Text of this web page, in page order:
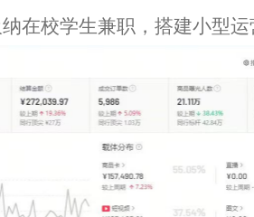
在校学生兼职，搭建小型